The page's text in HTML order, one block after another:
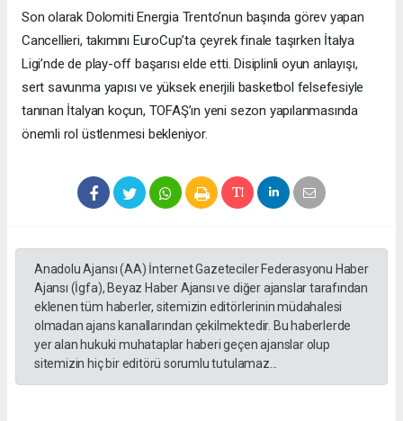
Son olarak Dolomiti Energia Trento’nun başında görev yapan
Cancellieri, takımını EuroCup’ta çeyrek finale taşırken İtalya
Ligi’nde de play-off başarısı elde etti. Disiplinli oyun anlayışı,
sert savunma yapısı ve yüksek enerjili basketbol felsefesiyle
tanınan İtalyan koçun, TOFAŞ’ın yeni sezon yapılanmasında
önemli rol üstlenmesi bekleniyor.
Anadolu Ajansı (AA) İnternet Gazeteciler Federasyonu Haber
Ajansı (İgfa), Beyaz Haber Ajansı ve diğer ajanslar tarafından
eklenen tüm haberler, sitemizin editörlerinin müdahalesi
olmadan ajans kanallarından çekilmektedir. Bu haberlerde
yer alan hukuki muhataplar haberi geçen ajanslar olup
sitemizin hiç bir editörü sorumlu tutulamaz...